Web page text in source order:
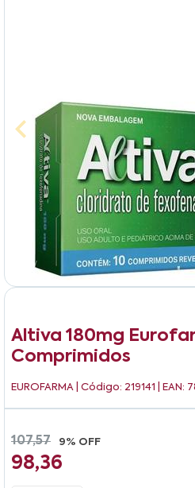
Altiva 180mg
Comprimidos
EUROFARMA | Código: 219141 | EAN:
107,57 9% OFF
98,36